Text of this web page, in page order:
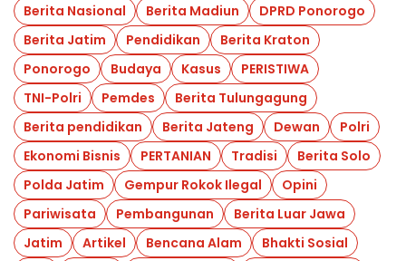
Berita Nasional
Berita Madiun
DPRD Ponorogo
Berita Jatim
Pendidikan
Berita Kraton
Ponorogo
Budaya Kasus
PERISTIWA
TNI-Polri
Pemdes
Berita Tulungagung
Berita pendidikan
Berita Jateng Dewan
Polri
Ekonomi Bisnis
PERTANIAN Tradisi
Berita Solo
Polda Jatim
Gempur Rokok Ilegal
Opini
Pariwisata
Pembangunan
Berita Luar Jawa
Jatim
Artikel Bencana Alam
Bhakti Sosial